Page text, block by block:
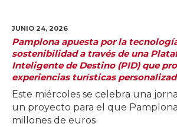
JUNIO 24, 2026
Pamplona apuesta por la
sostenibilidad a través de una
Inteligente de Destino (PID) que
experiencias turísticas
Este miércoles se celebra una
un proyecto para el que Pamplona
millones de euros